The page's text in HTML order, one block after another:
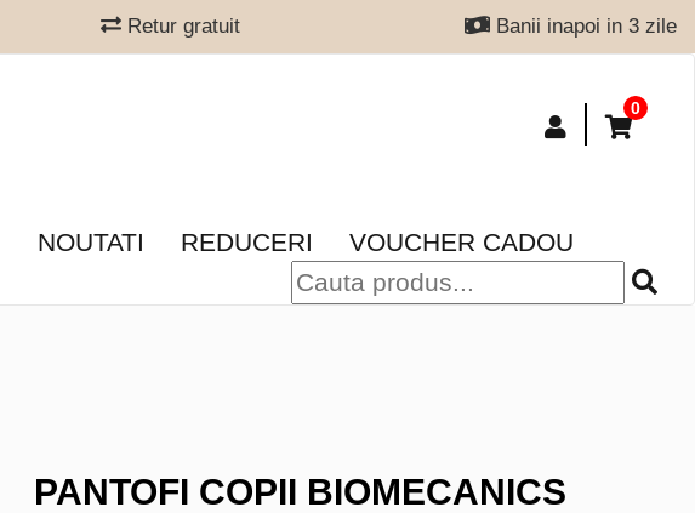
Retur gratuit Banii inapoi in 3 zile
0
NOUTATI REDUCERI VOUCHER CADOU
PANTOFI COPII BIOMECANICS